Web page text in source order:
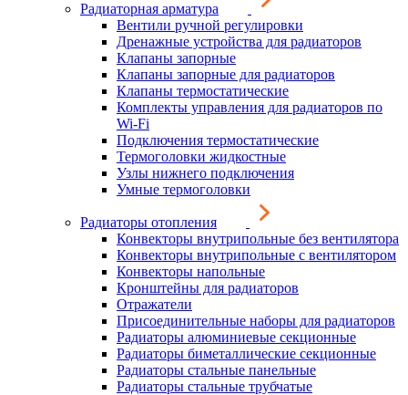
Радиаторная арматура
Вентили ручной регулировки
Дренажные устройства для радиаторов
Клапаны запорные
Клапаны запорные для радиаторов
Клапаны термостатические
Комплекты управления для радиаторов по
Wi-Fi
Подключения термостатические
Термоголовки жидкостные
Узлы нижнего подключения
Умные термоголовки
Радиаторы отопления
Конвекторы внутрипольные без вентилятора
Конвекторы внутрипольные с вентилятором
Конвекторы напольные
Кронштейны для радиаторов
Отражатели
Присоединительные наборы для радиаторов
Радиаторы алюминиевые секционные
Радиаторы биметаллические секционные
Радиаторы стальные панельные
Радиаторы стальные трубчатые